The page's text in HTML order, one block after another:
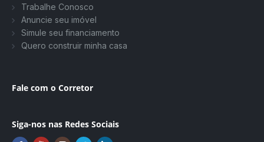
Trabalhe Conosco
Anuncie seu imóvel
Simule seu financiamento
Quero construir minha casa
Fale com o Corretor
Siga-nos nas Redes Sociais